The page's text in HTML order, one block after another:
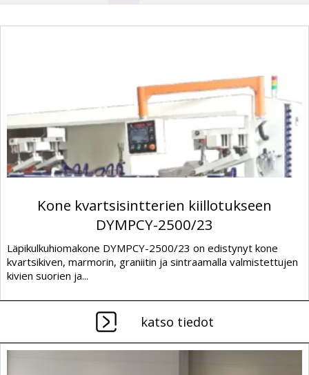
Kone kvartsisintterien kiillotukseen
DYMPCY-2500/23
Läpikulkuhiomakone DYMPCY-2500/23 on edistynyt kone
kvartsikiven, marmorin, graniitin ja sintraamalla valmistettujen
kivien suorien ja...
katso tiedot